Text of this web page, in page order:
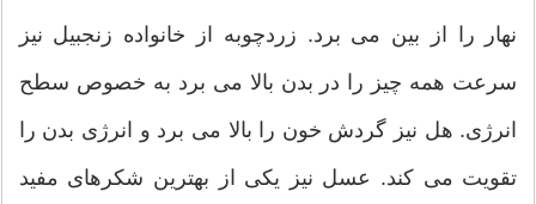
نهار را از بین می برد. زردچوبه از خانواده زنجبیل نیز
سرعت همه چیز را در بدن بالا می برد به خصوص سطح
انرژی. هل نیز گردش خون را بالا می برد و انرژی بدن را
تقویت می کند. عسل نیز یکی از بهترین شکرهای مفید